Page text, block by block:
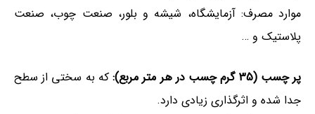
موارد مصرف: آزمایشگاه، شیشه و بلور، صنعت چوب، صنعت
پلاستیک و …
پر چسب (35 گرم چسب در هر متر مربع):
که به سختی از سطح
جدا شده و اثرگذاری زیادی دارد.